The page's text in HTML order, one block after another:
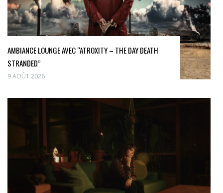
AMBIANCE LOUNGE AVEC “ATROXITY – THE DAY DEATH
STRANDED”
9 AOÛT 2026